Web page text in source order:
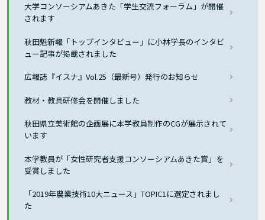
大学コンソーシアムあきた「学生交流フォーラム」が開催
されます
秋田魁新報「トップインタビュー」に小林学長のインタビ
ュー記事が掲載されました
広報誌『イスナ』Vol.25（最新号）発行のお知らせ
教材・教具研修会を開催しました
秋田県立美術館の企画展に本学教員制作のCGが展示されて
います
本学教員が「女性研究者支援コンソーシアムあきた賞」を
受賞しました
「2019年農業技術10大ニュース」TOPIC1に選定されまし
た